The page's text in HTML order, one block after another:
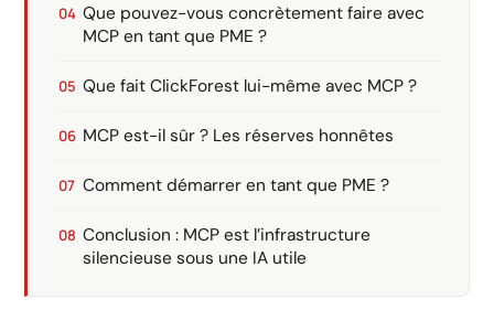
Que pouvez-vous concrètement faire avec
MCP en tant que PME ?
Que fait ClickForest lui-même avec MCP ?
MCP est-il sûr ? Les réserves honnêtes
Comment démarrer en tant que PME ?
Conclusion : MCP est l’infrastructure
silencieuse sous une IA utile